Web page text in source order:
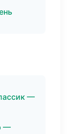
—
—